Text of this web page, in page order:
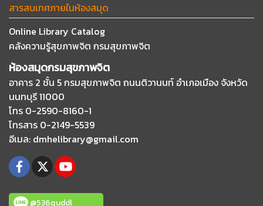
สารสนเทศภายในห้องสมุด
Online Library Catalog
คลังความรู้สุขภาพจิต กรมสุขภาพจิต
ห้องสมุดกรมสุขภาพจิต
อาคาร 2 ชั้น 5 กรมสุขภาพจิต ถนนติวานนท์ อำเภอเมือง จังหวัด
นนทบุรี 11000
โทร 0-2590-8160-1
โทรสาร 0-2149-5539
อีเมล: dmhelibrary@gmail.com
@536quddl